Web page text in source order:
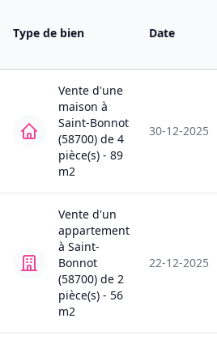
Type de bien Date
Vente d'une
maison à
Saint-Bonnot
(58700) de 4
pièce(s) - 89
m2
30-12-2025
Vente d'un
appartement
à Saint-
Bonnot
(58700) de 2
pièce(s) - 56
m2
22-12-2025